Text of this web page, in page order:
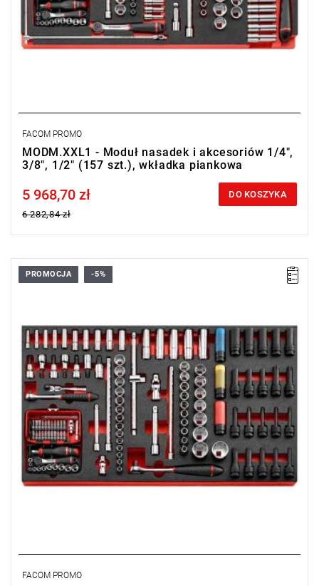
FACOM PROMO
MODM.XXL1 - Moduł nasadek i akcesoriów 1/4",
3/8", 1/2" (157 szt.), wkładka piankowa
Price tax included
5 968,70 zł
6 282,84 zł
DO KOSZYKA
• Zakres zestawu: 5 - 34 mm, T30 - T70, M10 - M18, E10 - E24
• Grzechotki: R.161B, R.180, J.161B, S.161B
PROMOCJA -5%
FACOM PROMO